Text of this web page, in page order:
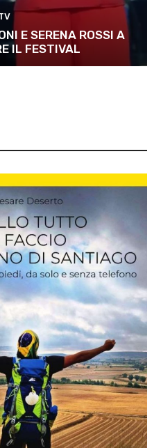
E SERENA ROSSI A
IL FESTIVAL